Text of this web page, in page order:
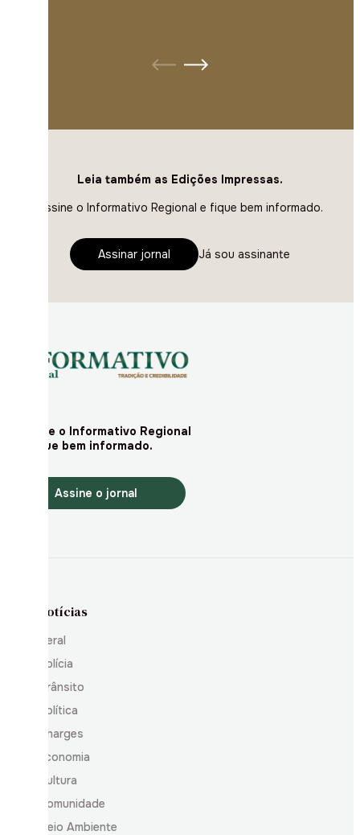
Leia também as Edições Impressas.
Assine o Informativo Regional e fique bem informado.
Assinar jornal Já sou assinante
Assine o Informativo Regional
e fique bem informado.
Assine o jornal
Notícias
Geral
Polícia
Trânsito
Política
Charges
Economia
Cultura
Comunidade
Meio Ambiente